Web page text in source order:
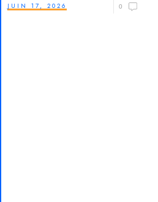
JUIN 17, 2026 0